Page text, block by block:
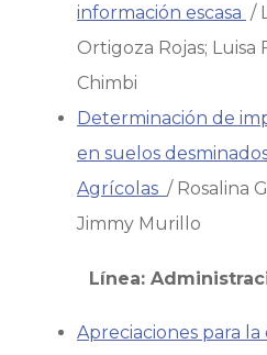
información escasa /
Ortigoza Rojas;
Chimbi
Determinación de
en suelos
Agrícolas / Rosalina
Jimmy Murillo
Línea:
Apreciaciones para la